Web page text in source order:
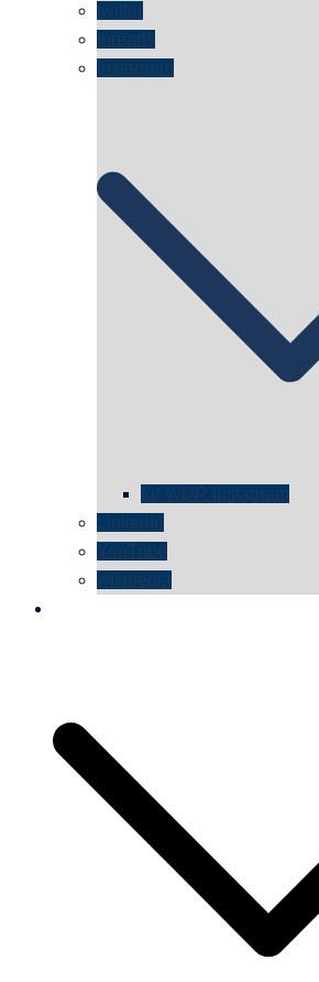
twitter
threads
instagram
für WDR Instagram
LinkedIn
YouTube
wikipedia